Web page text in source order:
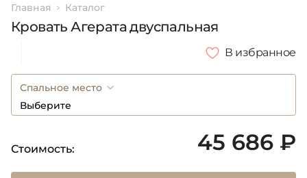
Главная Каталог
Кровать Агерата двуспальная
В избранное
Спальное место
Выберите
Стоимость: 45 686 ₽